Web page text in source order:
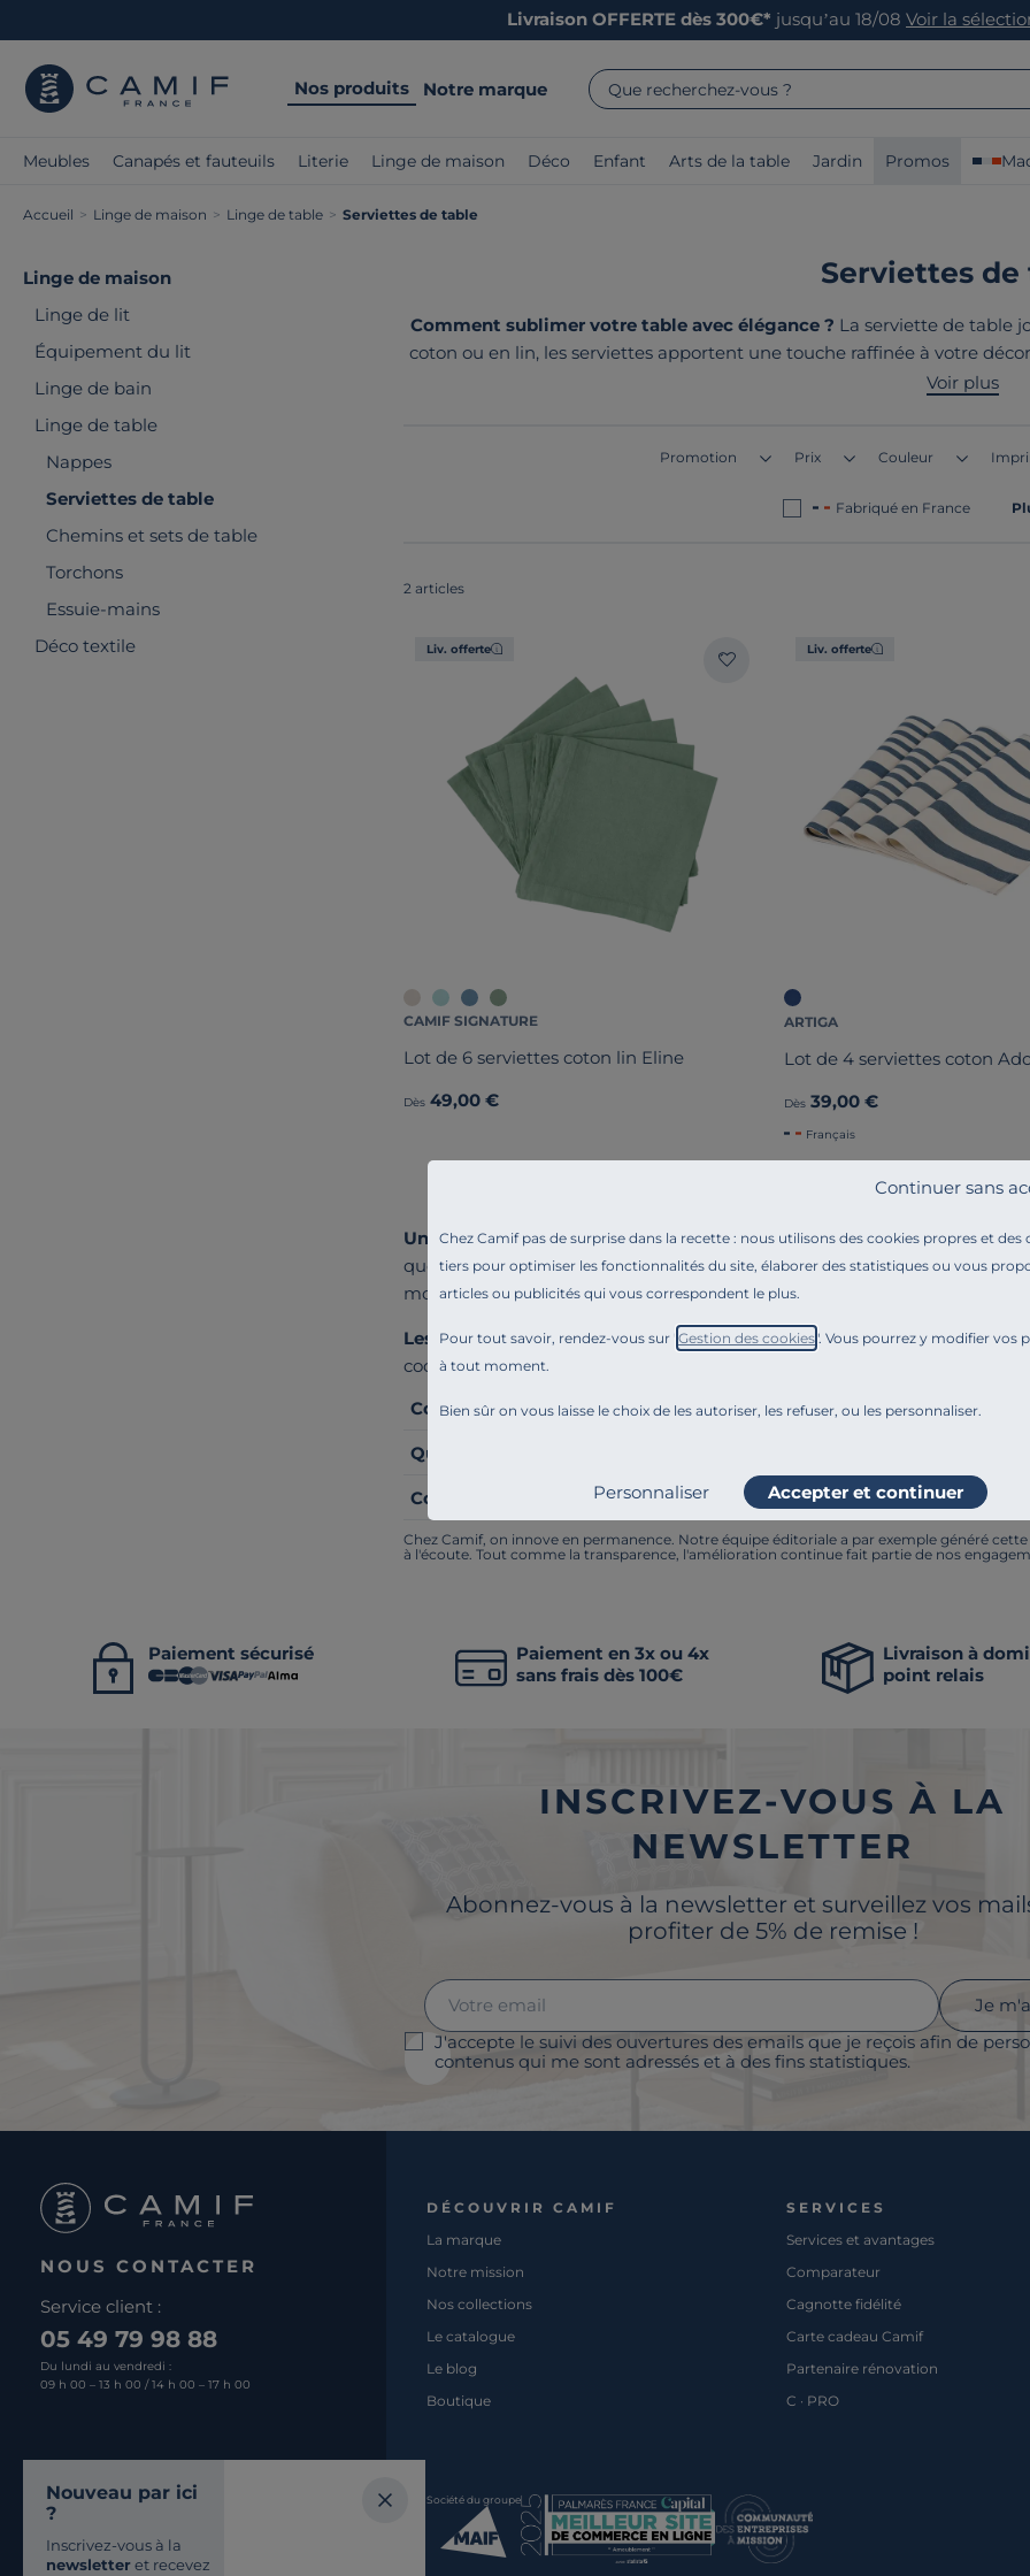
Chez Camif pas de surprise dans la recette : nous utilisons des cookies propres et des
tiers pour optimiser les fonctionnalités du site, élaborer des statistiques ou vous
articles ou publicités qui vous correspondent le plus.
Pour tout savoir, rendez-vous sur " Gestion des cookies". Vous pourrez y modifier vos
à tout moment.
Bien sûr on vous laisse le choix de les autoriser, les refuser, ou les personnaliser.
Continuer sans
Personnaliser Accepter et continuer
Livraison OFFERTE dès 300€* jusqu’au 18/08 Voir la
Nos produits Notre marque Que recherchez-vous ?
Meubles Canapés et fauteuils Literie Linge de maison Déco Enfant Arts de la table Jardin Promos
Accueil > Linge de maison > Linge de table > Serviettes de table
Linge de maison
Linge de lit
Équipement du lit
Linge de bain
Linge de table
Nappes
Serviettes de table
Chemins et sets de table
Torchons
Essuie-mains
Déco textile
Serviettes de
Comment sublimer votre table avec élégance ? La serviette de table
coton ou en lin, les serviettes apportent une touche raffinée à votre
unies, fantaisies ou en tissage jacquard pour s'harmoniser avec votre
Voir plus
Promotion Prix Couleur
Fabriqué en France
2 articles
Liv. offerte
CAMIF SIGNATURE
Lot de 6 serviettes coton lin Eline
Dès 49,00 €
Liv. offerte
ARTIGA
Lot de 4 serviettes coton
Dès 39,00 €
Français
Sublimez la déco de votre table
Une table élégante mérite des serviettes raffinées.Noscollections de
quotidien aux grandes occasions. Lesserviettes uniesse marient
modèles fantaisie apportent une touche d'originalité à une table sobre.
Les fibres en coton et lingarantissent une excellente absorption et une
coordonnés pour créer une ambiance cohérente, ou osez les mélanges
Comment reconnaître une serviette de qualité ?
Quel tissu utiliser pour des serviettes de table ?
Comment plier les serviettes de table ?
Chez Camif, on innove en permanence. Notre équipe éditoriale a par exemple généré
à l'écoute. Tout comme la transparence, l'amélioration continue fait partie de nos
Paiement sécurisé
Paiement en 3x ou 4x
sans frais dès 100€
Livraison à
point relais
INSCRIVEZ-VOUS À LA
NEWSLETTER
Abonnez-vous à la newsletter et surveillez vos
profiter de 5% de remise !
J'accepte le suivi des ouvertures des emails que je reçois afin de
contenus qui me sont adressés et à des fins statistiques.
Je
NOUS CONTACTER
Service client :
05 49 79 98 88
Du lundi au vendredi :
09 h 00 – 13 h 00 / 14 h 00 – 17 h 00
SUR LES RÉSEAUX
DÉCOUVRIR CAMIF
La marque
Notre mission
Nos collections
Le catalogue
Le blog
Boutique
SERVICES
Services et avantages
Comparateur
Cagnotte fidélité
Carte cadeau Camif
Partenaire rénovation
C · PRO
Société du groupe
Nouveau par ici
?
Inscrivez-vous à la
newsletteret recevez